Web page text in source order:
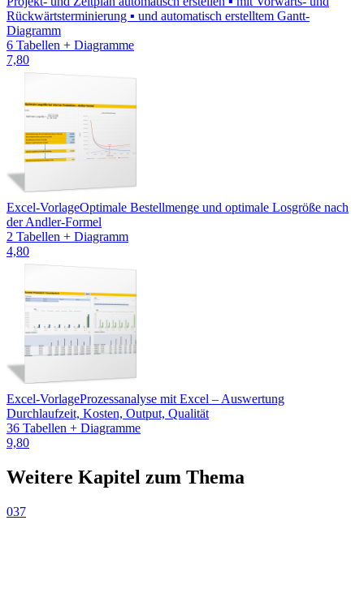
Rückwärtsterminierung ▪ und automatisch erstelltem Gantt-
Diagramm
6 Tabellen + Diagramme
7,80
Excel-VorlageOptimale Bestellmenge und optimale Losgröße nach
der Andler-Formel
2 Tabellen + Diagramm
4,80
Excel-VorlageProzessanalyse mit Excel – Auswertung
Durchlaufzeit, Kosten, Output, Qualität
36 Tabellen + Diagramme
9,80
Weitere Kapitel zum Thema
037